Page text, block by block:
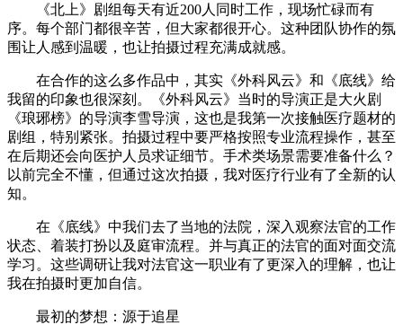
《北上》剧组每天有近200人同时工作，现场忙碌而有
序。每个部门都很辛苦，但大家都很开心。这种团队协作的氛
围让人感到温暖，也让拍摄过程充满成就感。
在合作的这么多作品中，其实《外科风云》和《底线》给
我留的印象也很深刻。《外科风云》当时的导演正是大火剧
《琅琊榜》的导演李雪导演，这也是我第一次接触医疗题材的
剧组，特别紧张。拍摄过程中要严格按照专业流程操作，甚至
在后期还会向医护人员求证细节。手术类场景需要准备什么？
以前完全不懂，但通过这次拍摄，我对医疗行业有了全新的认
知。
在《底线》中我们去了当地的法院，深入观察法官的工作
状态、着装打扮以及庭审流程。并与真正的法官的面对面交流
学习。这些调研让我对法官这一职业有了更深入的理解，也让
我在拍摄时更加自信。
最初的梦想：源于追星